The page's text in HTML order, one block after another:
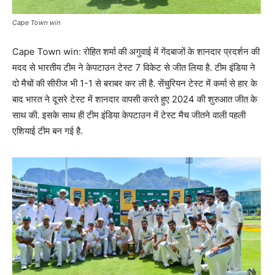
Cape Town win
Cape Town win: रोहित शर्मा की अगुवाई में गेंदबाजों के शानदार प्रदर्शन की
मदद से भारतीय टीम ने केपटाउन टेस्ट 7 विकेट से जीत लिया है. टीम इंडिया ने
दो मैचों की सीरीज भी 1-1 से बराबर कर ली है. सेंचुरियन टेस्ट में कर्मा से हार के
बाद भारत ने दूसरे टेस्ट में शानदार वापसी करते हुए 2024 की शुरुआत जीत के
साथ की. इसके साथ ही टीम इंडिया केपटाउन में टेस्ट मैच जीतने वाली पहली
एशियाई टीम बन गई है.